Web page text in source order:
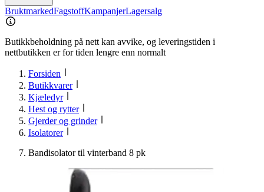
BruktmarkedFagstoffKampanjerLagersalg
Butikkbeholdning på nett kan avvike, og leveringstiden i
nettbutikken er for tiden lengre enn normalt
Forsiden
Butikkvarer
Kjæledyr
Hest og rytter
Gjerder og grinder
Isolatorer
Bandisolator til vinterband 8 pk